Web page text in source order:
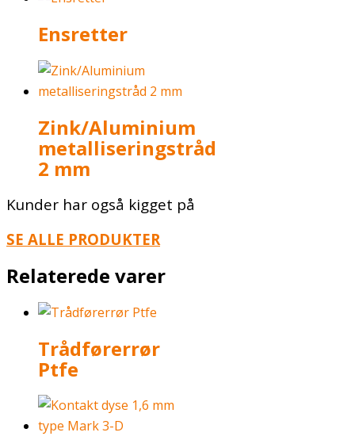
Ensretter
Zink/Aluminium
metalliseringstråd
2 mm
Kunder har også kigget på
SE ALLE PRODUKTER
Relaterede varer
Trådførerrør
Ptfe